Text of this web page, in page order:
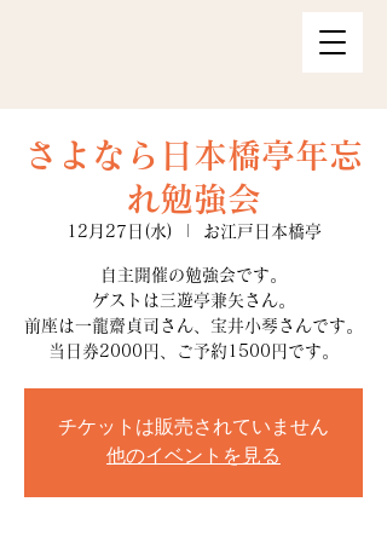
さよなら日本橋亭年忘
れ勉強会
12月27日(水) お江戸日本橋亭
自主開催の勉強会です。
ゲストは三遊亭兼矢さん。
前座は一龍齋貞司さん、宝井小琴さんです。
当日券2000円、ご予約1500円です。
チケットは販売されていません
他のイベントを見る